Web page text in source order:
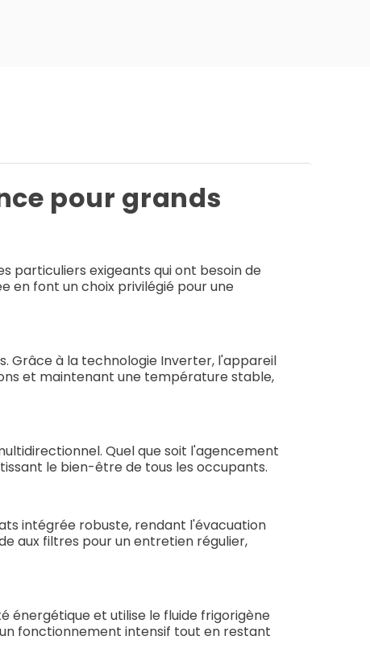
pour grands
particuliers exigeants qui ont besoin de
en font un choix privilégié pour une
Grâce à la technologie Inverter, l'appareil
et maintenant une température stable,
Quel que soit l'agencement
le bien-être de tous les occupants.
intégrée robuste, rendant l'évacuation
aux filtres pour un entretien régulier,
énergétique et utilise le fluide frigorigène
fonctionnement intensif tout en restant